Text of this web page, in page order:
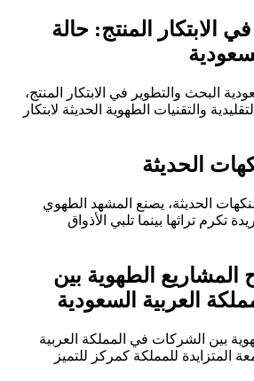
الابتكار المنتج: حالة
البحث والتطوير في الابتكار المنتج،
والتقنيات الطهوية الحديثة لابتكار
الحديثة
الحديثة، يصنع المشهد الطهوي
تكرم تراثها بينما تلبي الأذواق
المشاريع الطهوية بين
العربية السعودية
بين الشركات في المملكة العربية
المتزايدة للمملكة كمركز للتميز